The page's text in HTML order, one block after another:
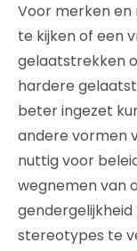
Voor merken
te kijken of een
gelaatstrekken
hardere
beter ingezet
andere vormen
nuttig voor
wegnemen van
stereotypes te